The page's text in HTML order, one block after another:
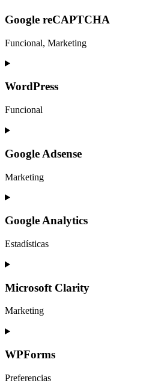
Google reCAPTCHA
Funcional, Marketing
Consent
service
recaptcha
WordPress
Funcional
Consent
service
wordpress
Google Adsense
Marketing
Consent
service
google-
adsense
Google Analytics
Estadísticas
Consent
service
analytics
Microsoft Clarity
Marketing
Consent
service
clarity
WPForms
Preferencias